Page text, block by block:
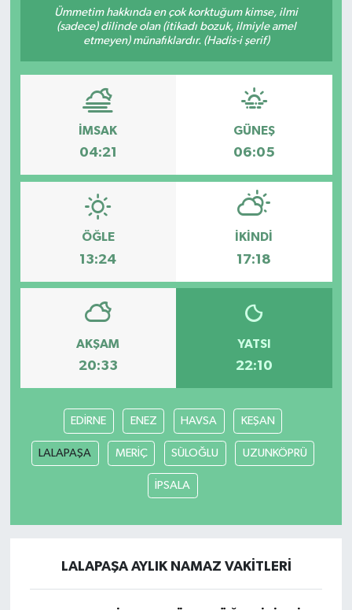
Ümmetim hakkında en çok korktuğum kimse, ilmi
(sadece) dilinde olan (itikadı bozuk, ilmiyle amel
etmeyen) münafıklardır. (Hadis-i şerif)
İMSAK
04:21
GÜNEŞ
06:05
ÖĞLE
13:24
İKINDI
17:18
AKŞAM
20:33
YATSI
22:10
EDİRNE ENEZ HAVSA KEŞAN
LALAPAŞA MERİÇ SÜLOĞLU UZUNKÖPRÜ
İPSALA
LALAPAŞA AYLIK NAMAZ VAKITLERI